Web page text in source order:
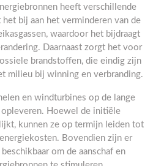
heeft verschillende
bij aan het verminderen van de
waardoor het bijdraagt
Daarnaast zorgt het voor
brandstoffen, die eindig zijn
milieu bij winning en verbranding.
en windturbines op de lange
Hoewel de initiële
kunnen ze op termijn leiden tot
Bovendien zijn er
om de aanschaf en